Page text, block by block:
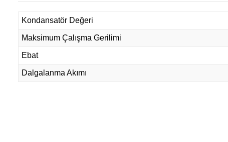
Kondansatör Değeri
Maksimum Çalışma Gerilimi
Ebat
Dalgalanma Akımı